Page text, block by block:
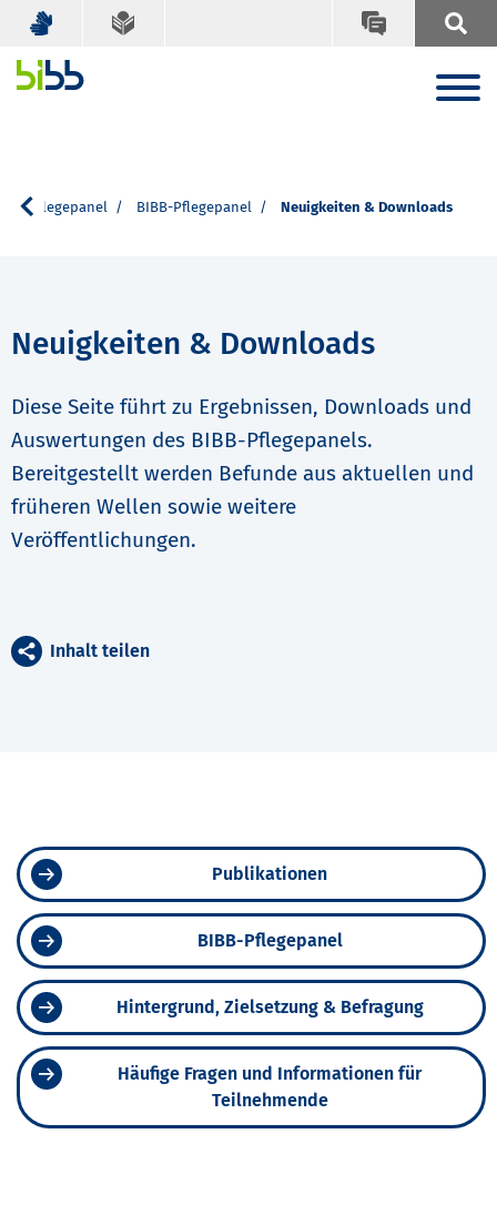
& Pflegepanel BIBB-Pflegepanel Neuigkeiten & Downloads
Neuigkeiten & Downloads
Diese Seite führt zu Ergebnissen, Downloads und
Auswertungen des BIBB-Pflegepanels.
Bereitgestellt werden Befunde aus aktuellen und
früheren Wellen sowie weitere
Veröffentlichungen.
Inhalt teilen
Publikationen
BIBB-Pflegepanel
Hintergrund, Zielsetzung & Befragung
Häufige Fragen und Informationen für
Teilnehmende